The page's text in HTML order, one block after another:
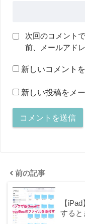
次回のコメント
前、メールアド
新しいコメント
新しい投稿をメ
前の記事
【
する